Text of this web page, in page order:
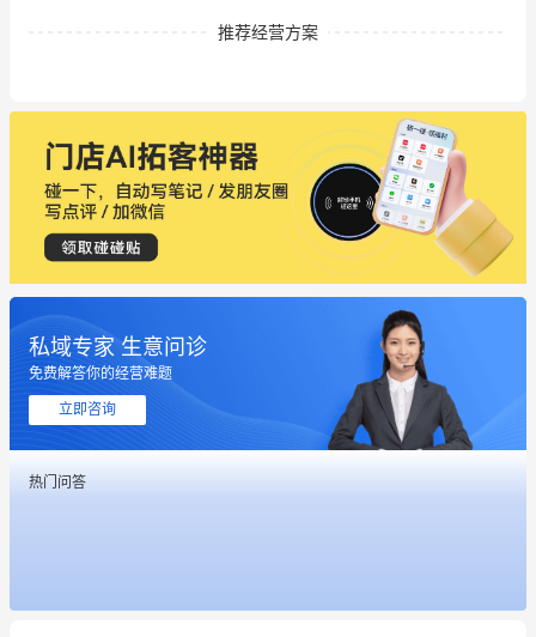
推荐经营方案
私域专家 生意问诊
免费解答你的经营难题
立即咨询
热门问答
用有赞就能在微信、小红书同时经营了